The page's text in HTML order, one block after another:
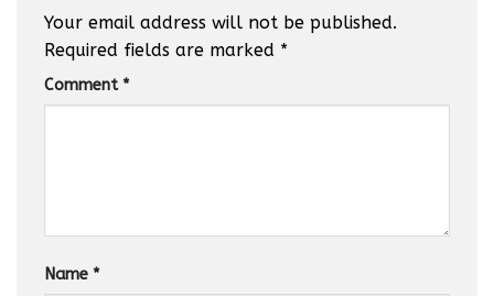
Your email address will not be published.
Required fields are marked *
Comment *
Name *